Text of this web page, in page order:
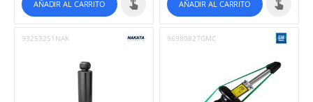
AÑADIR AL CARRITO AÑADIR AL CARRITO
93253251NAK 96980827GMC